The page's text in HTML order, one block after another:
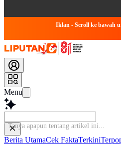
Iklan - Scroll ke bawah
Menu
Ta
Berita UtamaCek FaktaTerkini